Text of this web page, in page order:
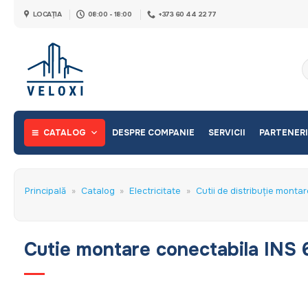
LOCAȚIA 08:00 - 18:00 +373 60 44 22 77
CATALOG DESPRE COMPANIE SERVICII PARTENERI
Principală » Catalog » Electricitate » Cutii de distribuţie
Cutie montare conectabila INS